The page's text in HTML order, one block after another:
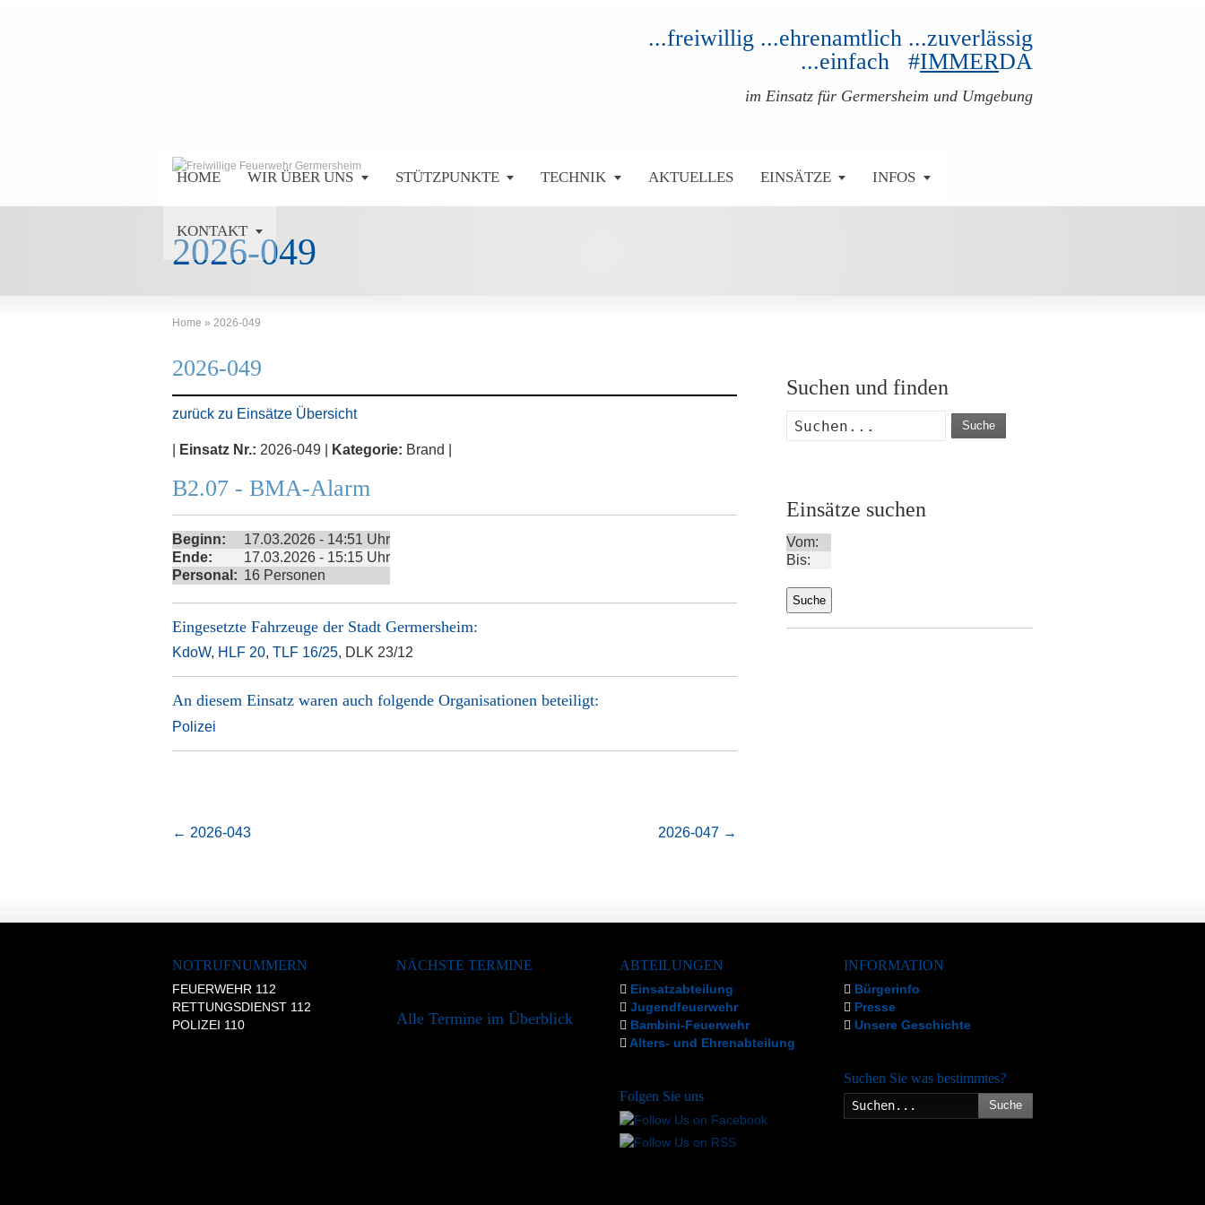
...freiwillig ...ehrenamtlich ...zuverlässig
...einfach #IMMERDA
im Einsatz für Germersheim und Umgebung
HOME WIR ÜBER UNS STÜTZPUNKTE TECHNIK AKTUELLES EINSÄTZE INFOS
KONTAKT
2026-049
Home » 2026-049
2026-049
zurück zu Einsätze Übersicht
Einsatz Nr.: 2026-049 | Kategorie: Brand |
B2.07 - BMA-Alarm
Beginn:
17.03.2026 - 14:51 Uhr
Ende:
17.03.2026 - 15:15 Uhr
Personal: 16 Personen
Eingesetzte Fahrzeuge der Stadt Germersheim:
KdoW, HLF 20, TLF 16/25, DLK 23/12
An diesem Einsatz waren auch folgende Organisationen beteiligt:
Polizei
← 2026-043 2026-047 →
Suchen und finden
Suche
Einsätze suchen
Vom:
Bis:
NOTRUFNUMMERN
FEUERWEHR 112
RETTUNGSDIENST 112
POLIZEI 110
NÄCHSTE TERMINE
Alle Termine im Überblick
ABTEILUNGEN
Einsatzabteilung
Jugendfeuerwehr
Bambini-Feuerwehr
Alters- und Ehrenabteilung
Folgen Sie uns
INFORMATION
Bürgerinfo
Presse
Unsere Geschichte
Suchen Sie was bestimmtes?
Suche